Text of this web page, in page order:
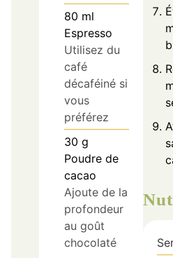
80 ml
Espresso
Utilisez du
café
décaféiné si
vous
préférez
30 g
Poudre de
cacao
Ajoute de la
profondeur
au goût
chocolaté